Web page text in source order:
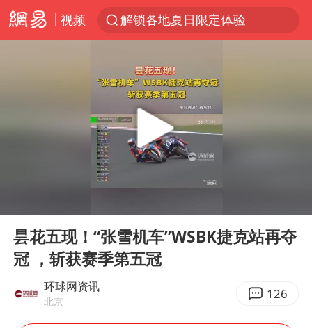
视频
解锁各地夏日限定体验
名创优品一次性内裤 颜面尽失
香港宏福苑火灾或由烟头引起
实时追踪台风白海豚
女主硬加吻戏短剧已下架
郑丽文：台湾从来没有“独立”过
Play
昙花五现！“张雪机车”WSBK捷克站再夺
冠 ，斩获赛季第五冠
环球网资讯
北京 126